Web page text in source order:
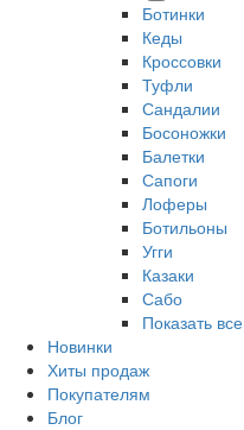
Ботинки
Кеды
Кроссовки
Туфли
Сандалии
Босоножки
Балетки
Сапоги
Лоферы
Ботильоны
Угги
Казаки
Сабо
Показать все
Новинки
Хиты продаж
Покупателям
Блог